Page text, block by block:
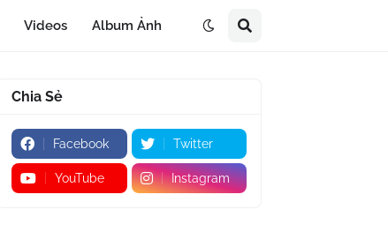
Videos Album Ảnh
Chia Sẻ
Facebook Twitter
YouTube Instagram